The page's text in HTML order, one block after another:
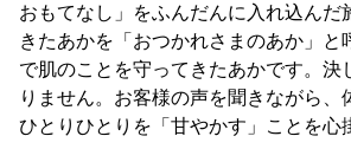
おもてなし」をふんだんに入れ込んだ
きたあかを「おつかれさまのあか」と
で肌のことを守ってきたあかです。決
りません。お客様の声を聞きながら、
ひとりひとりを「甘やかす」ことを心